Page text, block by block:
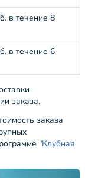
в течение 8
в течение 6
заказа.
заказа
"Клубная